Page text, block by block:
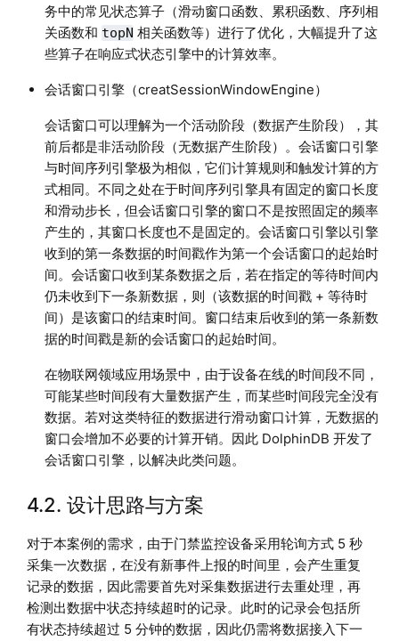
务中的常见状态算子（滑动窗口函数、累积函数、序列相
关函数和 topN 相关函数等）进行了优化，大幅提升了这
些算子在响应式状态引擎中的计算效率。
会话窗口引擎（creatSessionWindowEngine）
会话窗口可以理解为一个活动阶段（数据产生阶段），其
前后都是非活动阶段（无数据产生阶段）。会话窗口引擎
与时间序列引擎极为相似，它们计算规则和触发计算的方
式相同。不同之处在于时间序列引擎具有固定的窗口长度
和滑动步长，但会话窗口引擎的窗口不是按照固定的频率
产生的，其窗口长度也不是固定的。会话窗口引擎以引擎
收到的第一条数据的时间戳作为第一个会话窗口的起始时
间。会话窗口收到某条数据之后，若在指定的等待时间内
仍未收到下一条新数据，则（该数据的时间戳 + 等待时
间）是该窗口的结束时间。窗口结束后收到的第一条新数
据的时间戳是新的会话窗口的起始时间。
在物联网领域应用场景中，由于设备在线的时间段不同，
可能某些时间段有大量数据产生，而某些时间段完全没有
数据。若对这类特征的数据进行滑动窗口计算，无数据的
窗口会增加不必要的计算开销。因此 DolphinDB 开发了
会话窗口引擎，以解决此类问题。
4.2. 设计思路与方案
对于本案例的需求，由于门禁监控设备采用轮询方式 5 秒
采集一次数据，在没有新事件上报的时间里，会产生重复
记录的数据，因此需要首先对采集数据进行去重处理，再
检测出数据中状态持续超时的记录。此时的记录会包括所
有状态持续超过 5 分钟的数据，因此仍需将数据接入下一